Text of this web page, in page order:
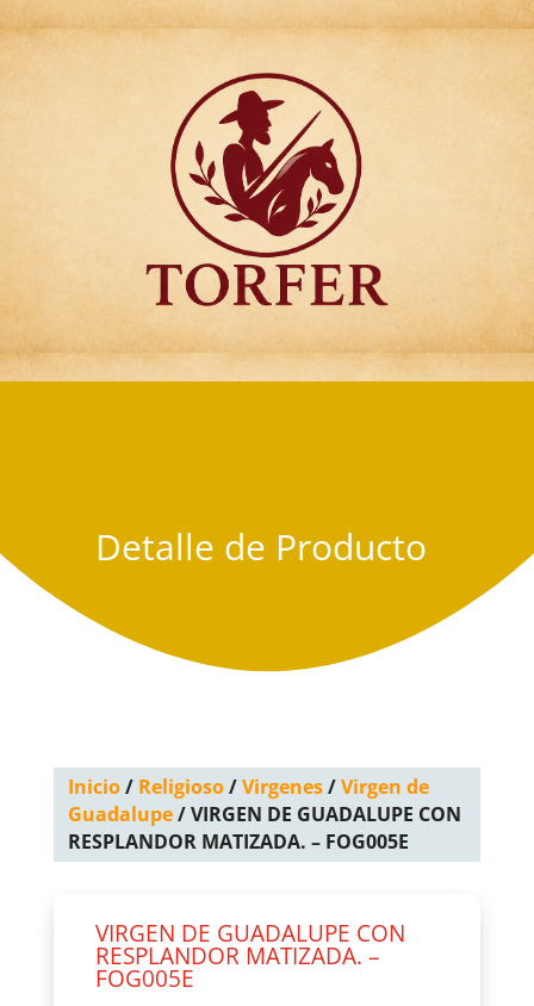
Articulos para
Regalo Torfer.
Detalle de Producto
Inicio/ Religioso/Virgenes/Virgen de
Guadalupe/ VIRGEN DE GUADALUPE CON
RESPLANDOR MATIZADA. – FOG005E
VIRGEN DE GUADALUPE CON
RESPLANDOR MATIZADA. –
FOG005E